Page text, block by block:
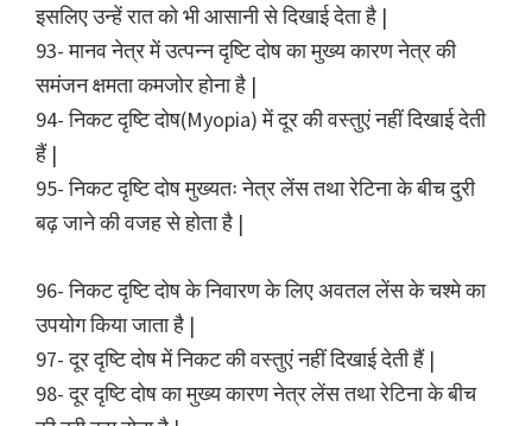
इसलिए उन्हें रात को भी आसानी से दिखाई देता है |
93- मानव नेत्र में उत्पन्न दृष्टि दोष का मुख्य कारण नेत्र की
समंजन क्षमता कमजोर होना है |
94- निकट दृष्टि दोष(Myopia) में दूर की वस्तुएं नहीं दिखाई देती
हैं |
95- निकट दृष्टि दोष मुख्यतः नेत्र लेंस तथा रेटिना के बीच दुरी
बढ़ जाने की वजह से होता है |
96- निकट दृष्टि दोष के निवारण के लिए अवतल लेंस के चश्मे का
उपयोग किया जाता है |
97- दूर दृष्टि दोष में निकट की वस्तुएं नहीं दिखाई देती हैं |
98- दूर दृष्टि दोष का मुख्य कारण नेत्र लेंस तथा रेटिना के बीच